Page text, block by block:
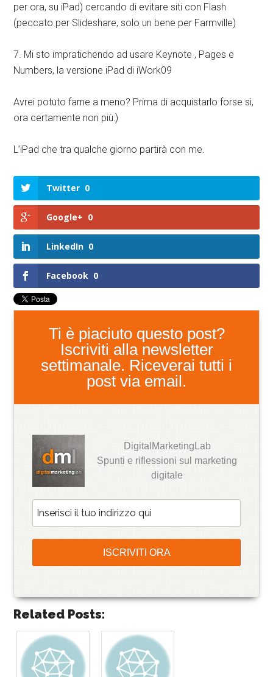
per ora, su iPad) cercando di evitare siti con Flash
(peccato per Slideshare, solo un bene per Farmville)
7. Mi sto impratichendo ad usare Keynote , Pages e
Numbers, la versione iPad di iWork09
Avrei potuto farne a meno? Prima di acquistarlo forse sì,
ora certamente non più:)
L’iPad che tra qualche giorno partirà con me.
Twitter 0
Google+ 0
LinkedIn 0
Facebook 0
Ti è piaciuto questo post?
Iscriviti alla newsletter
settimanale. Riceverai tutti i
post via email.
DigitalMarketingLab
Spunti e riflessioni sul marketing
digitale
Related Posts: